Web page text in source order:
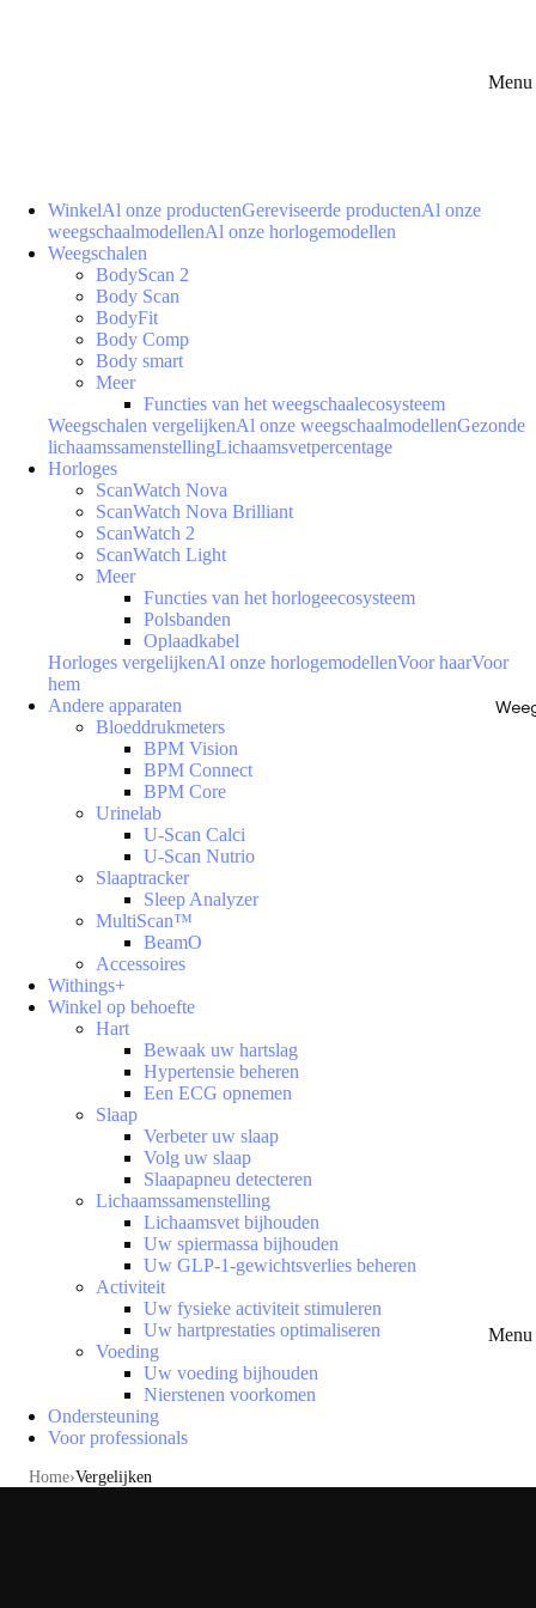
Menu
Menu
WinkelAl onze productenGereviseerde productenAl onze
weegschaalmodellenAl onze horlogemodellen
Weegschalen
BodyScan 2
Body Scan
BodyFit
Body Comp
Body smart
Meer
Functies van het weegschaalecosysteem
Weegschalen vergelijkenAl onze weegschaalmodellenGezonde
lichaamssamenstellingLichaamsvetpercentage
Horloges
ScanWatch Nova
ScanWatch Nova Brilliant
ScanWatch 2
ScanWatch Light
Meer
Functies van het horlogeecosysteem
Polsbanden
Oplaadkabel
Horloges vergelijkenAl onze horlogemodellenVoor haarVoor
hem
Andere apparaten
Bloeddrukmeters
BPM Vision
BPM Connect
BPM Core
Urinelab
U-Scan Calci
U-Scan Nutrio
Slaaptracker
Sleep Analyzer
MultiScan™
BeamO
Accessoires
Withings+
Winkel op behoefte
Hart
Bewaak uw hartslag
Hypertensie beheren
Een ECG opnemen
Slaap
Verbeter uw slaap
Volg uw slaap
Slaapapneu detecteren
Lichaamssamenstelling
Lichaamsvet bijhouden
Uw spiermassa bijhouden
Uw GLP-1-gewichtsverlies beheren
Activiteit
Uw fysieke activiteit stimuleren
Uw hartprestaties optimaliseren
Voeding
Uw voeding bijhouden
Nierstenen voorkomen
Ondersteuning
Voor professionals
Home Vergelijken